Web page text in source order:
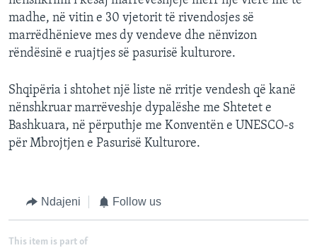
madhe, në vitin e 30 vjetorit të rivendosjes së
marrëdhënieve mes dy vendeve dhe nënvizon
rëndësinë e ruajtjes së pasurisë kulturore.
Shqipëria i shtohet një liste në rritje vendesh që kanë
nënshkruar marrëveshje dypalëshe me Shtetet e
Bashkuara, në përputhje me Konventën e UNESCO-s
për Mbrojtjen e Pasurisë Kulturore.
Ndajeni Follow us
This item is part of